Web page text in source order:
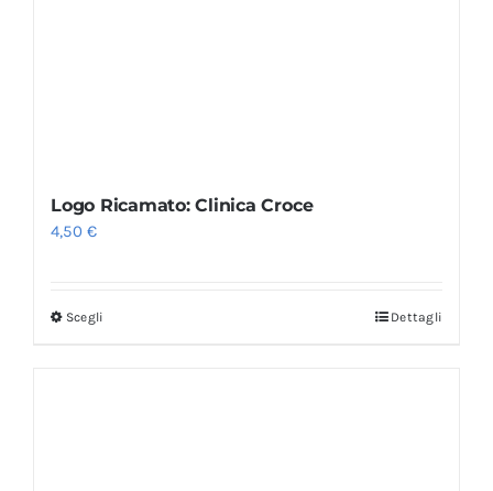
Logo Ricamato: Clinica Croce
4,50€
Scegli Dettagli